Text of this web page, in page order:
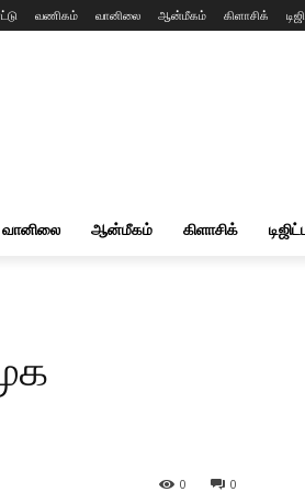
வணிகம் வானிலை ஆன்மீகம் கிளாசிக்
வானிலை ஆன்மீகம் கிளாசிக்
0
0